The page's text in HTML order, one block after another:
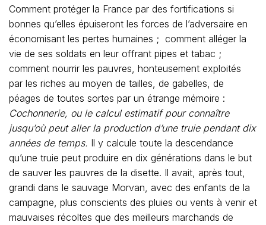
Comment protéger la France par des fortifications si
bonnes qu’elles épuiseront les forces de l’adversaire en
économisant les pertes humaines ; comment alléger la
vie de ses soldats en leur offrant pipes et tabac ;
comment nourrir les pauvres, honteusement exploités
par les riches au moyen de tailles, de gabelles, de
péages de toutes sortes par un étrange mémoire :
Cochonnerie, ou le calcul estimatif pour connaître
jusqu’où peut aller la production d’une truie pendant dix
années de temps. Il y calcule toute la descendance
qu’une truie peut produire en dix générations dans le but
de sauver les pauvres de la disette. Il avait, après tout,
grandi dans le sauvage Morvan, avec des enfants de la
campagne, plus conscients des pluies ou vents à venir et
mauvaises récoltes que des meilleurs marchands de